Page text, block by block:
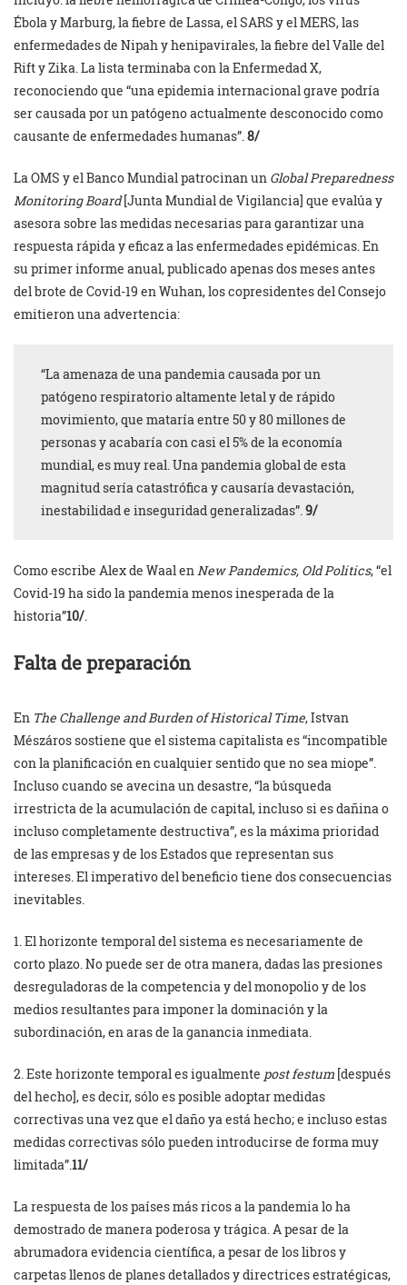
Ébola y Marburg, la fiebre de Lassa, el SARS y el MERS, las
enfermedades de Nipah y henipavirales, la fiebre del Valle del
Rift y Zika. La lista terminaba con la Enfermedad X,
reconociendo que “una epidemia internacional grave podría
ser causada por un patógeno actualmente desconocido como
causante de enfermedades humanas”.8/
La OMS y el Banco Mundial patrocinan un Global Preparedness
Monitoring Board[Junta Mundial de Vigilancia] que evalúa y
asesora sobre las medidas necesarias para garantizar una
respuesta rápida y eficaz a las enfermedades epidémicas. En
su primer informe anual, publicado apenas dos meses antes
del brote de Covid-19 en Wuhan, los copresidentes del Consejo
emitieron una advertencia:
“La amenaza de una pandemia causada por un
patógeno respiratorio altamente letal y de rápido
movimiento, que mataría entre 50 y 80 millones de
personas y acabaría con casi el 5% de la economía
mundial, es muy real. Una pandemia global de esta
magnitud sería catastrófica y causaría devastación,
inestabilidad e inseguridad generalizadas”.9/
Como escribe Alex de Waal enNew Pandemics, Old Politics, “el
Covid-19 ha sido la pandemia menos inesperada de la
historia”10/.
Falta de preparación
En The Challenge and Burden of Historical Time, Istvan
Mészáros sostiene que el sistema capitalista es “incompatible
con la planificación en cualquier sentido que no sea miope”.
Incluso cuando se avecina un desastre, “la búsqueda
irrestricta de la acumulación de capital, incluso si es dañina o
incluso completamente destructiva”, es la máxima prioridad
de las empresas y de los Estados que representan sus
intereses. El imperativo del beneficio tiene dos consecuencias
inevitables.
1. El horizonte temporal del sistema es necesariamente de
corto plazo. No puede ser de otra manera, dadas las presiones
desreguladoras de la competencia y del monopolio y de los
medios resultantes para imponer la dominación y la
subordinación, en aras de la ganancia inmediata.
2. Este horizonte temporal es igualmente post festum [después
del hecho], es decir, sólo es posible adoptar medidas
correctivas una vez que el daño ya está hecho; e incluso estas
medidas correctivas sólo pueden introducirse de forma muy
limitada”.11/
La respuesta de los países más ricos a la pandemia lo ha
demostrado de manera poderosa y trágica. A pesar de la
abrumadora evidencia científica, a pesar de los libros y
carpetas llenos de planes detallados y directrices estratégicas,